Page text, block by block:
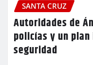
SANTA CRUZ
Autoridades de
policías y un
seguridad